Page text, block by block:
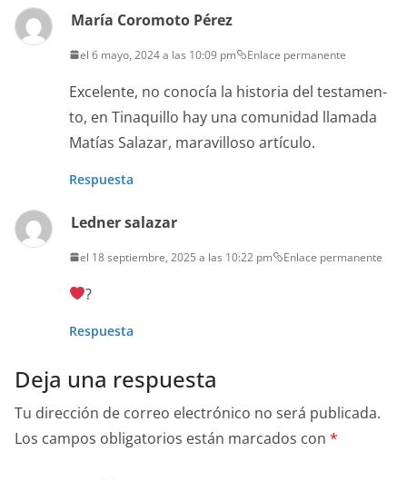
María Coromoto Pérez
el 6 mayo, 2024 a las 10:09 pm Enlace permanente
Exce­lente, no conocía la his­to­ria del tes­ta­men­
to, en Tinaquil­lo hay una comu­nidad lla­ma­da
Matías Salazar, mar­avil­loso artículo.
Respuesta
Ledner salazar
el 18 septiembre, 2025 a las 10:22 pm Enlace permanente
?
Respuesta
Deja una respuesta
Tu dirección de correo electrónico no será publicada.
Los campos obligatorios están marcados con *